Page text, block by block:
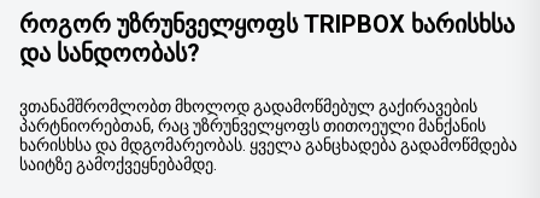
ᲠᲝᲒᲝᲠ ᲣᲖᲠᲣᲜᲕᲔᲚᲧᲝᲤᲡ TRIPBOX ᲮᲐᲠᲘᲡᲮᲡᲐ
ᲓᲐ ᲡᲐᲜᲓᲝᲝᲑᲐᲡ?
ვთანამშრომლობთ მხოლოდ გადამოწმებულ გაქირავების
პარტნიორებთან, რაც უზრუნველყოფს თითოეული მანქანის
ხარისხსა და მდგომარეობას. ყველა განცხადება გადამოწმდება
საიტზე გამოქვეყნებამდე.